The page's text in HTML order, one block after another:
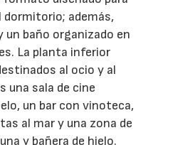
dormitorio; además,
un baño organizado en
La planta inferior
al ocio y al
una sala de cine
un bar con vinoteca,
al mar y una zona de
y bañera de hielo.